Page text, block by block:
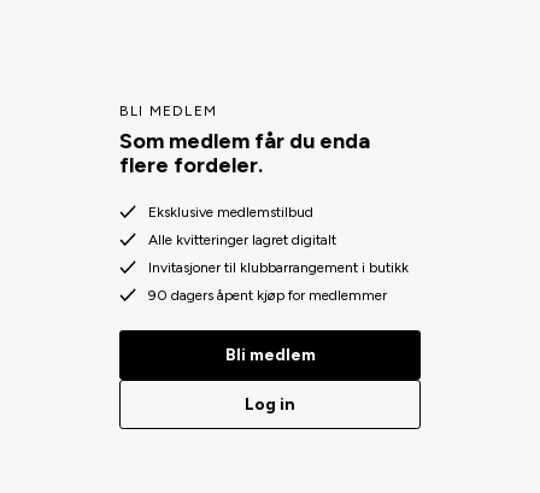
BLI MEDLEM
Som medlem får du enda
flere fordeler.
Eksklusive medlemstilbud
Alle kvitteringer lagret digitalt
Invitasjoner til klubbarrangement i butikk
90 dagers åpent kjøp for medlemmer
Bli medlem
Log in